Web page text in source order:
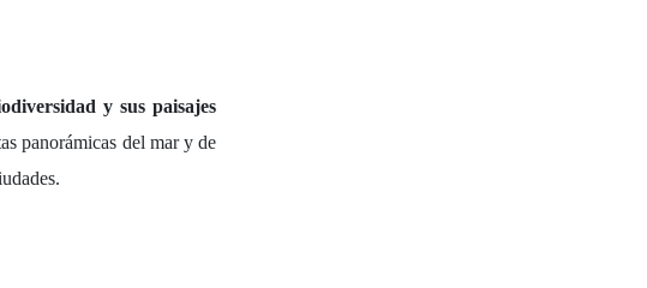
y sus paisajes
panorámicas del mar y de